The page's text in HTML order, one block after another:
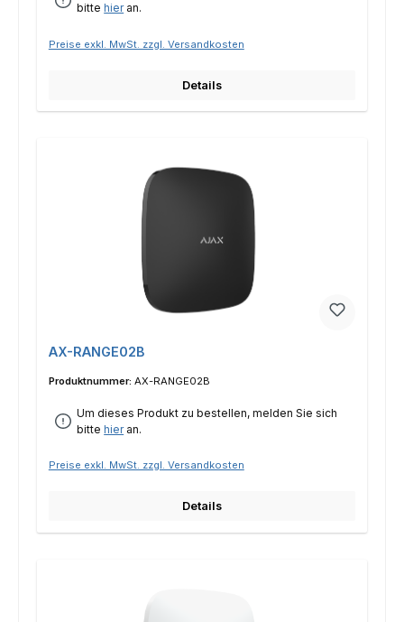
bittehieran.
Preise exkl. MwSt. zzgl. Versandkosten
Details
AX-RANGE02B
Produktnummer: AX-RANGE02B
Um dieses Produkt zu bestellen, melden Sie sich
bittehieran.
Preise exkl. MwSt. zzgl. Versandkosten
Details